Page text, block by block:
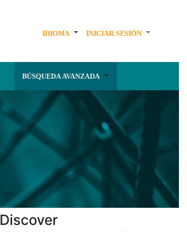
IDIOMA INICIAR SESIÓN
BÚSQUEDA AVANZADA
Discover